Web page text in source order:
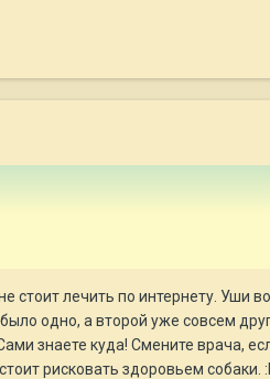
стоит лечить по интернету.
одно, а второй уже совсем
знаете куда! Смените врача,
рисковать здоровьем собаки.